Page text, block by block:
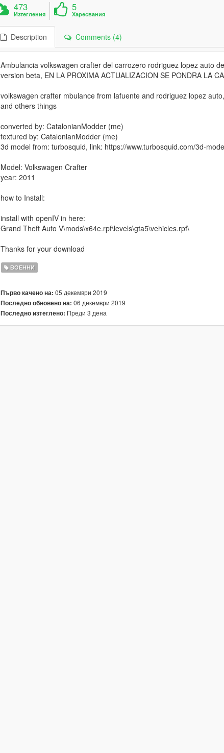
473
Изтегления
5
Харесвания
Description Comments (4)
Ambulancia volkswagen crafter del carrozero rodriguez lopez auto
version beta, EN LA PROXIMA ACTUALIZACION SE PONDRA LA
volkswagen crafter mbulance from lafuente and rodriguez lopez
and others things
converted by: CatalonianModder (me)
textured by: CatalonianModder (me)
3d model from: turbosquid, link: https://www.turbosquid.com/3d-
Model: Volkswagen Crafter
year: 2011
how to Install:
install with openIV in here:
Grand Theft Auto V\mods\x64e.rpf\levels\gta5\vehicles.rpf\
Thanks for your download
ВОЕННИ
Първо качено на: 05 декември 2019
Последно обновено на: 06 декември 2019
Последно изтеглено: Преди 3 дена